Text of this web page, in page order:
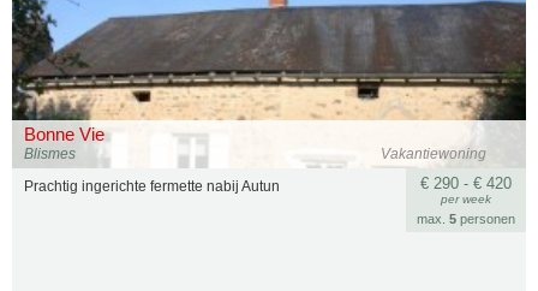
Bonne Vie
Vakantiewoning
Blismes
€ 290 - € 420
per week
max. 5 personen
Prachtig ingerichte fermette nabij Autun